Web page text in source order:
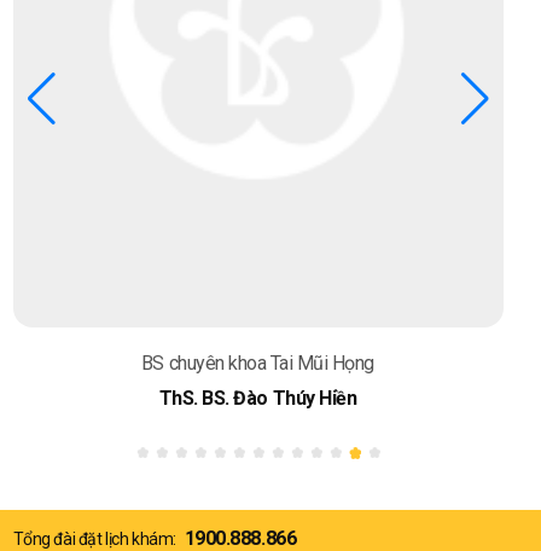
BS chuyên khoa Tai Mũi Họng
ThS. BS. Nguyễn Chí Hiểu
Tổng đài đặt lịch khám: 1900.888.866